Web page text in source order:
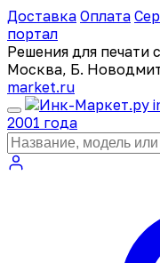
Доставка Оплата
портал
Решения для печати
Москва, Б.
market.ru
2001 года